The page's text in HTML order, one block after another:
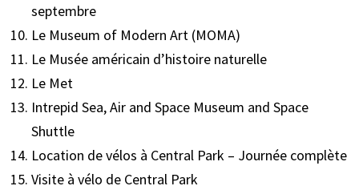
septembre
Le Museum of Modern Art (MOMA)
Le Musée américain d’histoire naturelle
Le Met
Intrepid Sea, Air and Space Museum and Space
Shuttle
Location de vélos à Central Park – Journée complète
Visite à vélo de Central Park